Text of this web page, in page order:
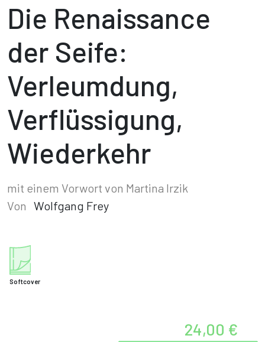
Die Renaissance
der Seife:
Verleumdung,
Verflüssigung,
Wiederkehr
mit einem Vorwort von Martina Irzik
Von Wolfgang Frey
Softcover
24,00 €